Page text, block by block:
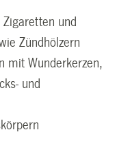
und
Zündhölzern
mit Wunderkerzen,
und